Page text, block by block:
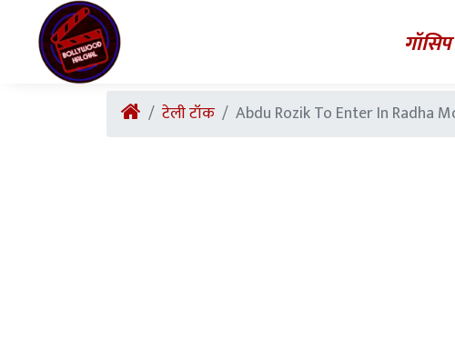
गॉसिप
टेली टॉक Abdu Rozik To Enter In Radha